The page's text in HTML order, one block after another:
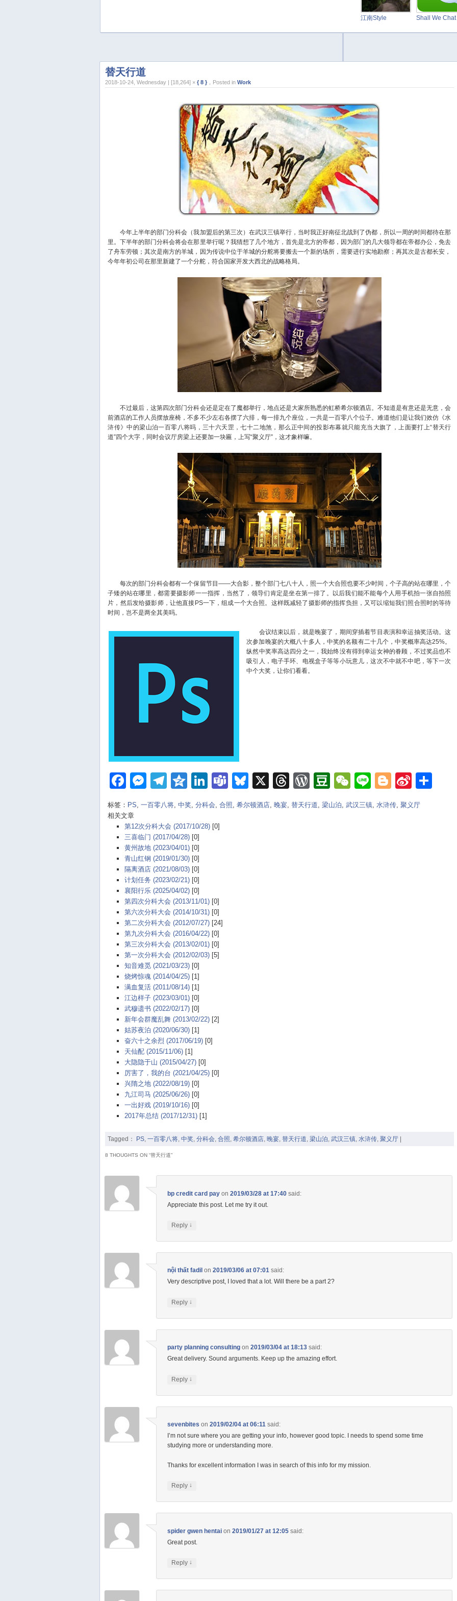
江南Style Shall We Chat
替天行道
2018-10-24, Wednesday | [18,264] × { 8 } ，Posted in Work
今年上半年的部门分科会（我加盟后的第三次）在武汉三镇举行，当时我正好南征北战到了伪都，所以一周的时间都待在那
里。下半年的部门分科会将会在那里举行呢？我猜想了几个地方，首先是北方的帝都，因为部门的几大领导都在帝都办公，免去
了舟车劳顿；其次是南方的羊城，因为传说中位于羊城的分舵将要搬去一个新的场所，需要进行实地勘察；再其次是古都长安，
今年年初公司在那里新建了一个分舵，符合国家开发大西北的战略格局。
不过最后，这第四次部门分科会还是定在了魔都举行，地点还是大家所熟悉的虹桥希尔顿酒店。不知道是有意还是无意，会
前酒店的工作人员摆放座椅，不多不少左右各摆了六排，每一排九个座位，一共是一百零八个位子。难道他们是让我们效仿《水
浒传》中的梁山泊一百零八将吗，三十六天罡，七十二地煞，那么正中间的投影布幕就只能充当大旗了，上面要打上“替天行
道”四个大字，同时会议厅房梁上还要加一块匾，上写“聚义厅”，这才象样嘛。
每次的部门分科会都有一个保留节目——大合影，整个部门七八十人，照一个大合照也要不少时间，个子高的站在哪里，个
子矮的站在哪里，都需要摄影师一一指挥，当然了，领导们肯定是坐在第一排了。以后我们能不能每个人用手机拍一张自拍照
片，然后发给摄影师，让他直接PS一下，组成一个大合照。这样既减轻了摄影师的指挥负担，又可以缩短我们照合照时的等待
时间，岂不是两全其美吗。
会议结束以后，就是晚宴了，期间穿插着节目表演和幸运抽奖活动。这
次参加晚宴的大概八十多人，中奖的名额有二十几个，中奖概率高达25%。
纵然中奖率高达四分之一，我始终没有得到幸运女神的眷顾，不过奖品也不
吸引人，电子手环、电视盒子等等小玩意儿，这次不中就不中吧，等下一次
中个大奖，让你们看看。
Facebook
Messenger
Telegram
Qzone
LinkedIn
TeamsBluesky
X Threads
WordPress
Douban
WeChat
LineBlogger
Sina
Weibo
标签： PS,一百零八将,中奖,分科会,合照,希尔顿酒店,晚宴,替天行道,梁山泊,武汉三镇,水浒传,聚义厅
相关文章
第12次分科大会 (2017/10/28)[0]
三喜临门 (2017/04/28)[0]
黄州故地 (2023/04/01)[0]
青山红钢 (2019/01/30)[0]
隔离酒店 (2021/08/03)[0]
计划任务 (2023/02/21)[0]
襄阳行乐 (2025/04/02)[0]
第四次分科大会 (2013/11/01)[0]
第六次分科大会 (2014/10/31)[0]
第二次分科大会 (2012/07/27)[24]
第九次分科大会 (2016/04/22)[0]
第三次分科大会 (2013/02/01)[0]
第一次分科大会 (2012/02/03)[5]
知音难觅 (2021/03/23)[0]
烧烤惊魂 (2014/04/25)[1]
满血复活 (2011/08/14)[1]
江边样子 (2023/03/01)[0]
武穆遗书 (2022/02/17)[0]
新年会群魔乱舞 (2013/02/22)[2]
姑苏夜泊 (2020/06/30)[1]
奋六十之余烈 (2017/06/19)[0]
天仙配 (2015/11/06)[1]
大隐隐于山 (2015/04/27)[0]
厉害了，我的台 (2021/04/25)[0]
兴隋之地 (2022/08/19)[0]
九江司马 (2025/06/26)[0]
一出好戏 (2019/10/16)[0]
2017年总结 (2017/12/31)[1]
Tagged： PS, 一百零八将, 中奖, 分科会, 合照, 希尔顿酒店, 晚宴, 替天行道, 梁山泊, 武汉三镇, 水浒传, 聚义厅
8 THOUGHTS ON “替天行道”
bp credit card pay on2019/03/28 at 17:40 said:
Appreciate this post. Let me try it out.
Reply ↓
nội thất fadil on2019/03/06 at 07:01 said:
Very descriptive post, I loved that a lot. Will there be a part 2?
Reply ↓
party planning consulting on2019/03/04 at 18:13 said:
Great delivery. Sound arguments. Keep up the amazing effort.
Reply ↓
sevenbites on2019/02/04 at 06:11 said:
I’m not sure where you are getting your info, however good topic. I needs to spend some time
studying more or understanding more.
Thanks for excellent information I was in search of this info for my mission.
Reply ↓
spider gwen hentai on2019/01/27 at 12:05 said:
Great post.
Reply ↓